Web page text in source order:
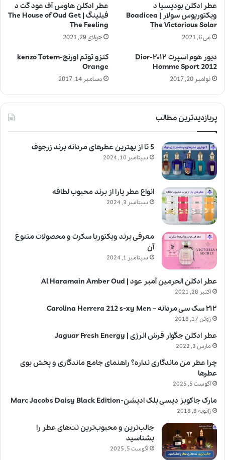
عطر ادکلن بودیسیا د
ویکتوریوس سولار | Boadicea
The Victorious Solar
می 6, 2021
عطر ادکلن هاوس آف عود گت د
فیلینگ | The House of Oud Get
The Feeling
جولای 29, 2021
دیور هوم اسپرت ۲۰۱۲-Dior
Homme Sport 2012
نوامبر 20, 2017
کنزو توتم اورنج-kenzo Totem
Orange
دسامبر 14, 2017
پربازدیدترین مطالب
5 تا از بهترین عطرهای مردانه برند زرجوف
سپتامبر 10, 2024
انواع عطر یارا از برند محبوب لطافه
سپتامبر 3, 2024
معرفی برند ویکتوریا سکرت و محصولات متنوع
آن
سپتامبر 1, 2024
عطر ادکلن الحرمین آمبر عود | Al Haramain Amber Oud
اکتبر 28, 2021
۲۱۲ سک سی مردانه – Carolina Herrera 212 s-xy Men
ژوئن 17, 2018
عطر ادکلن جگوار فرش انرژی | Jaguar Fresh Energy
مارس 3, 2022
چرا عطر من ماندگاری نداره؟ راهنمای جامع ماندگاری و پخش بوی
عطرها
آگوست 5, 2025
مارک جاکوبز دیسی بلک ادیشن-Marc Jacobs Daisy Black Edition
ژانویه 8, 2018
جالب‌ترین و محبوب‌ترین نت‌های عطر را
بشناسید
آگوست 5, 2025